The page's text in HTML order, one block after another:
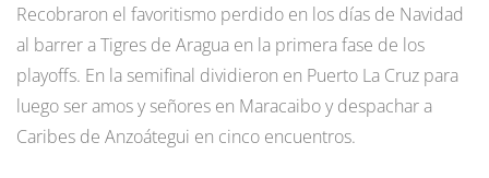
Recobraron el favoritismo perdido en los días de Navidad
al barrer a Tigres de Aragua en la primera fase de los
playoffs. En la semifinal dividieron en Puerto La Cruz para
luego ser amos y señores en Maracaibo y despachar a
Caribes de Anzoátegui en cinco encuentros.